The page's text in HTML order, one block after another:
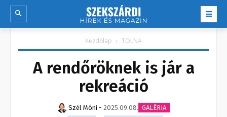
Kezdőlap TOLNA
A rendőröknek is jár a
rekreáció
Szél Móni - 2025.09.08. GALÉRIA